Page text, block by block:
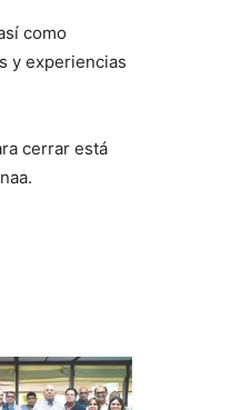
como
y experiencias
cerrar está